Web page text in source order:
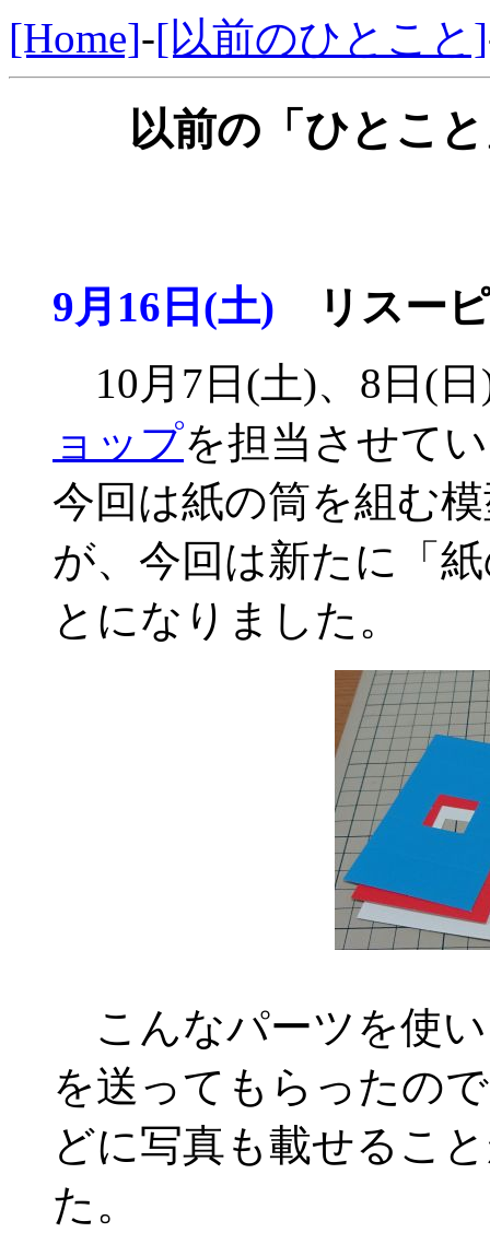
[Home]-[以前のひとこと]
以前の「ひとこ
9月16日(土) リスー
10月7日(土)、8日(
ョップを担当させて
今回は紙の筒を組む
が、今回は新たに「
とになりました。
こんなパーツを使
を送ってもらったの
どに写真も載せるこ
た。